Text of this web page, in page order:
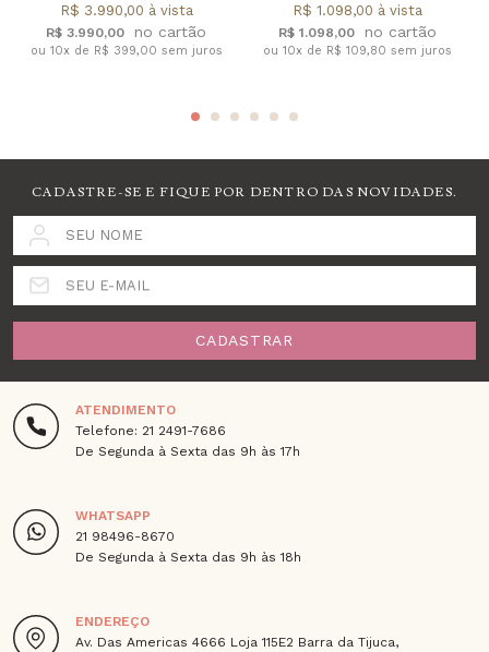
R$ 3.990,00
R$ 3.990,00 à vista
ou 10x de R$ 399,00 sem juros
R$ 1.098,00
R$ 1.098,00 à vista
ou 10x de R$ 109,80 sem juros
CADASTRE-SE E FIQUE POR DENTRO DAS NOVIDADES.
SEU NOME
SEU E-MAIL
CADASTRAR
ATENDIMENTO
Telefone: 21 2491-7686
De Segunda à Sexta das 9h às 17h
WHATSAPP
21 98496-8670
De Segunda à Sexta das 9h às 18h
ENDEREÇO
Av. Das Americas 4666 Loja 115E2 Barra da Tijuca,